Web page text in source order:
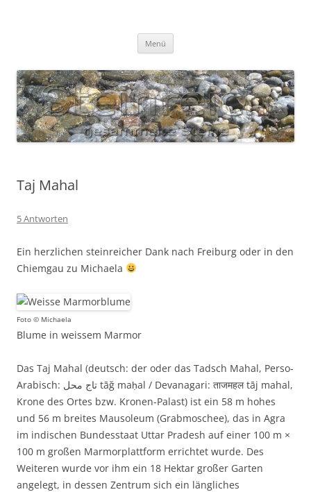
Menü
Taj Mahal
5 Antworten
Ein herzlichen steinreicher Dank nach Freiburg oder in den
Chiemgau zu Michaela
Foto © Michaela
Blume in weissem Marmor
Das Taj Mahal (deutsch: der oder das Tadsch Mahal, Perso-
Arabisch: تاج محل tāğ maḥal / Devanagari: ताजमहल tāj mahal,
Krone des Ortes bzw. Kronen-Palast) ist ein 58 m hohes
und 56 m breites Mausoleum (Grabmoschee), das in Agra
im indischen Bundesstaat Uttar Pradesh auf einer 100 m ×
100 m großen Marmorplattform errichtet wurde. Des
Weiteren wurde vor ihm ein 18 Hektar großer Garten
angelegt, in dessen Zentrum sich ein längliches